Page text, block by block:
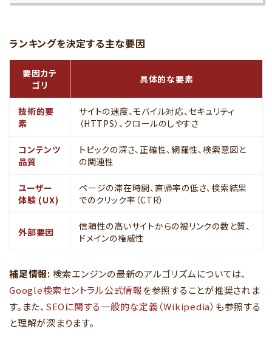
ランキングを決定する主な要因
要因カテ
ゴリ
具体的な要素
技術的要
素
サイトの速度、モバイル対応、セキュリティ
（HTTPS）、クロールのしやすさ
コンテンツ
品質
トピックの深さ、正確性、網羅性、検索意図と
の関連性
ユーザー
体験 (UX)
ページの滞在時間、直帰率の低さ、検索結果
でのクリック率（CTR）
外部要因
信頼性の高いサイトからの被リンクの数と質、
ドメインの権威性
補足情報: 検索エンジンの最新のアルゴリズムについては、
Google検索セントラル公式情報を参照することが推奨されま
す。また、 SEOに関する一般的な定義（Wikipedia） も参照する
と理解が深まります。